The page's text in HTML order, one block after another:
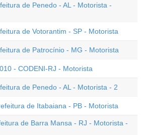
de Penedo - AL - Motorista -
de Votorantim - SP - Motorista
de Patrocínio - MG - Motorista
- CODENI-RJ - Motorista
de Penedo - AL - Motorista - 2
de Itabaiana - PB - Motorista
de Barra Mansa - RJ - Motorista -